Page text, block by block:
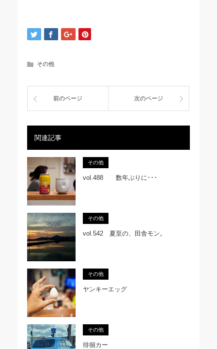
その他
前のページ 次のページ
関連記事
その他
vol.488 数年ぶりに･･･
その他
vol.542 夏至の、田舎モン。
その他
ヤンキーエッグ
その他
徘徊カー